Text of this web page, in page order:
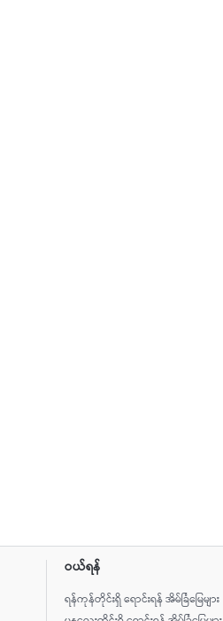
ဝယ်ရန်
ရန်ကုန်တိုင်းရှိ ရောင်းရန် အိမ်ခြံမြေများ